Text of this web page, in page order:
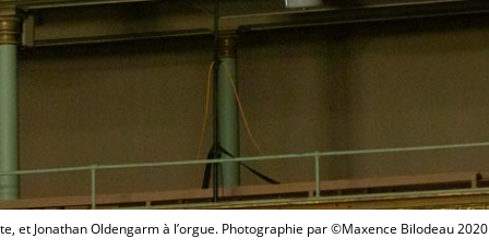
et Jonathan Oldengarm à l’orgue. Photographie par ©Maxence Bilodeau 2020